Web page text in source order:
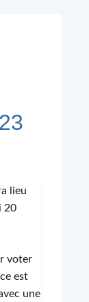
lieu
20
voter
est
une